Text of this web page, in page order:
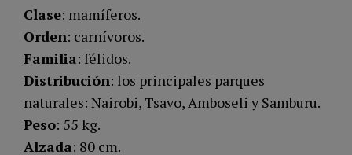
Clase: mamíferos.
Orden: carnívoros.
Familia: félidos.
Distribución: los principales parques
naturales: Nairobi, Tsavo, Amboseli y Samburu.
Peso: 55 kg.
Alzada: 80 cm.